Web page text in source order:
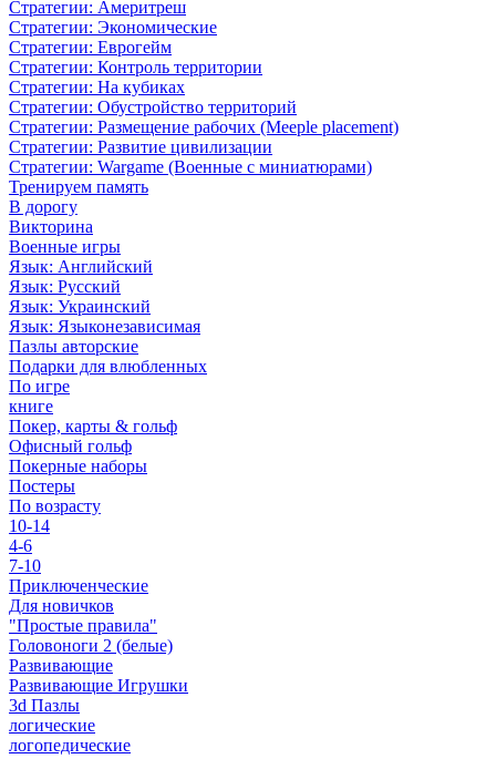
Стратегии: Америтреш
Стратегии: Экономические
Стратегии: Еврогейм
Стратегии: Контроль территории
Стратегии: На кубиках
Стратегии: Обустройство территорий
Стратегии: Размещение рабочих (Meeple placement)
Стратегии: Развитие цивилизации
Стратегии: Wargame (Военные с миниатюрами)
Тренируем память
В дорогу
Викторина
Военные игры
Язык: Английский
Язык: Русский
Язык: Украинский
Язык: Языконезависимая
Пазлы авторские
Подарки для влюбленных
По игре
книге
Покер, карты & гольф
Офисный гольф
Покерные наборы
Постеры
По возрасту
10-14
4-6
7-10
Приключенческие
Для новичков
"Простые правила"
Головоноги 2 (белые)
Развивающие
Развивающие Игрушки
3d Пазлы
логические
логопедические